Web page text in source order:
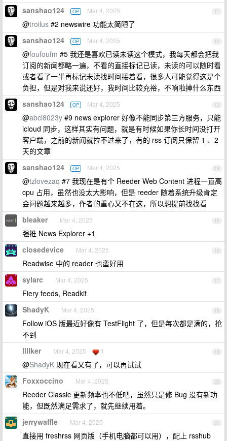
11
sanshao124 OP Mar 4, 2025
@troilus #2 newswire 功能太简陋了
12
sanshao124 OP Mar 4, 2025
@foufoufm #5 我还是喜欢已读未读这个模式，我每天都会把我
订阅的新闻都略一遍，不看的直接标记已读，未读的可以随时看
或者看了一半再标记未读找时间接着看，很多人可能觉得这是个
负担，但是对我来说还好，我时间比较充裕，不响啦掉什么东西
13
sanshao124 OP Mar 4, 2025
@abcl8023y #9 news explorer 好像不能同步第三方服务，只能
icloud 同步，这样其实有问题，就是有时候如果你长时间没打开
客户端，之前的新闻就拉不过来了，有的 rss 订阅只保留 1 、2
天的文章
14
sanshao124 OP Mar 4, 2025
@tzlovezaq #7 我现在是有个 Reeder Web Content 进程一直高
cpu 占用，虽然也没太大影响，但是 reeder 随着系统升级肯定
会问题越来越多，作者的重心又不在这，所以想提前找找看
15
bleaker Mar 4, 2025
强推 News Explorer +1
16
closedevice Mar 4, 2025
Readwise 中的 reader 也蛮好用
17
sylarc Mar 4, 2025
Fiery feeds, Readkit
18
ShadyK Mar 4, 2025
Follow iOS 版最近好像有 TestFlight 了，但是每次都是满的，抢
不到
19
llllker Mar 4, 2025 1
@ShadyK 现在看又有了，可以再试试
20
Foxxoccino Mar 4, 2025
Reeder Classic 更新频率也不低吧，虽然只是修 Bug 没有新功
能，但既然满足需求了，就先继续用着。
21
jerrywaffle Mar 4, 2025
直接用 freshrss 网页版（手机电脑都可以用），配上 rsshub